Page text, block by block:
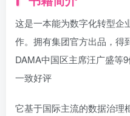
这是一本能为数字化转型企
作。拥有集团官方出品，得
DAMA中国区主席汪广盛等
一致好评
它基于国际主流的数据治理